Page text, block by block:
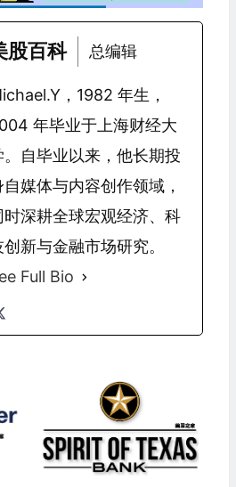
股百科 总编辑
，1982 年生，
年毕业于上海财经大
。自毕业以来，他长期投
自媒体与内容创作领域，
时深耕全球宏观经济、科
创新与金融市场研究。
Full Bio